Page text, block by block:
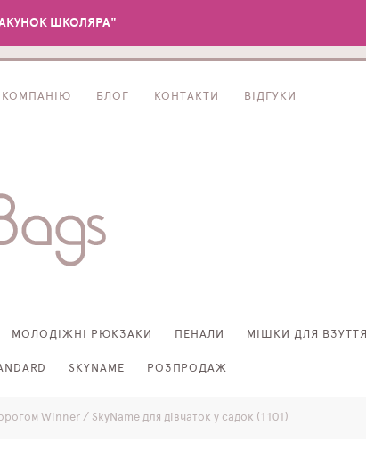
ШКОЛЯРА"
КОМПАНІЮ БЛОГ КОНТАКТИ ВІДГУКИ
МОЛОДІЖНІ РЮКЗАКИ ПЕНАЛИ МІШКИ ДЛЯ ВЗУТТЯ
SKYNAME РОЗПРОДАЖ
Winner / SkyName для дівчаток у садок (1101)